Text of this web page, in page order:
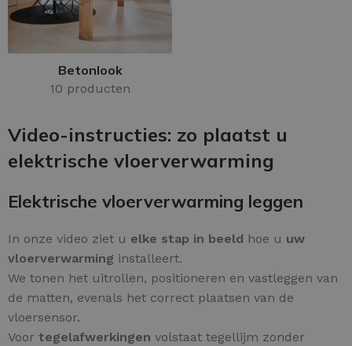
Betonlook
10 producten
Video-instructies: zo plaatst u
elektrische vloerverwarming
Elektrische vloerverwarming leggen
In onze video ziet u elke stap in beeld hoe u uw
vloerverwarming installeert.
We tonen het uitrollen, positioneren en vastleggen van
de matten, evenals het correct plaatsen van de
vloersensor.
Voor tegelafwerkingen volstaat tegellijm zonder